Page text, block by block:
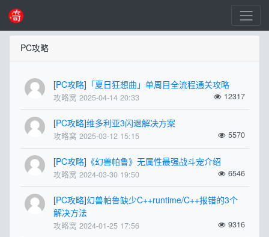
PC攻略
[PC攻略] 「夏日狂想曲」单周目全流程通关攻略
攻略窝 2025-04-14 20:33 12317
[PC攻略]维多利亚3闪退解决方案
攻略窝 2025-03-12 15:15 5570
[PC攻略] 《幻兽帕鲁》无属性最强战斗宠介绍
攻略窝 2024-03-30 19:50 6546
[PC攻略]幻兽帕鲁缺少C++runtime/C++报错的3个
解决方法
攻略窝 2024-01-25 17:56 9316